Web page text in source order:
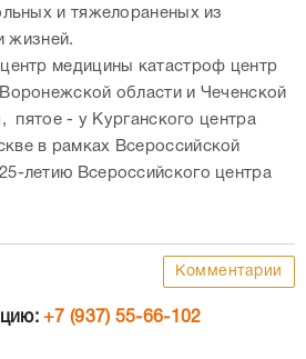
и тяжелораненых из
жизней.
медицины катастроф центр
области и Чеченской
пятое - у Курганского центра
в рамках Всероссийской
летию Всероссийского центра
Комментарии
+7 (937) 55-66-102